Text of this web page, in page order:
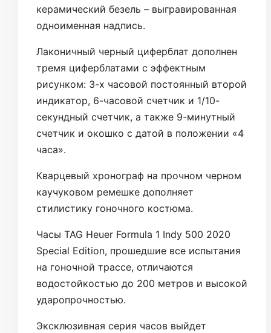
керамический безель – выгравированная
одноименная надпись.
Лаконичный черный циферблат дополнен
тремя циферблатами с эффектным
рисунком: 3-х часовой постоянный второй
индикатор, 6-часовой счетчик и 1/10-
секундный счетчик, а также 9-минутный
счетчик и окошко с датой в положении «4
часа».
Кварцевый хронограф на прочном черном
каучуковом ремешке дополняет
стилистику гоночного костюма.
Часы TAG Heuer Formula 1 Indy 500 2020
Special Edition, прошедшие все испытания
на гоночной трассе, отличаются
водостойкостью до 200 метров и высокой
ударопрочностью.
Эксклюзивная серия часов выйдет